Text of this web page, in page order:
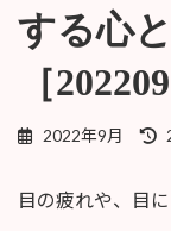
する心
［
2022年9月
目の疲れや、目